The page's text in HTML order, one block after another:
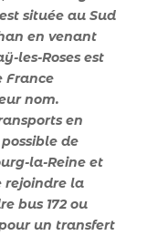
située au Sud
en venant
les-Roses est
France
nom.
en
de
la-Reine et
rejoindre la
bus 172 ou
un transfert